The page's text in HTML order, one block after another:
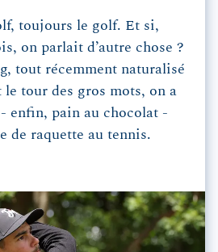
toujours le golf. Et si,
on parlait d’autre chose ?
tout récemment naturalisé
le tour des gros mots, on a
enfin, pain au chocolat -
de raquette au tennis.